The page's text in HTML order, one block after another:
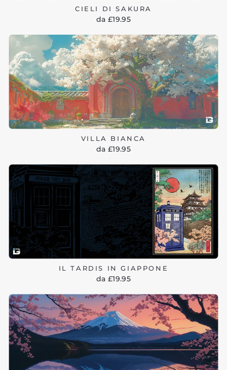
CIELI DI SAKURA
da £19.95
VILLA BIANCA
da £19.95
IL TARDIS IN GIAPPONE
da £19.95